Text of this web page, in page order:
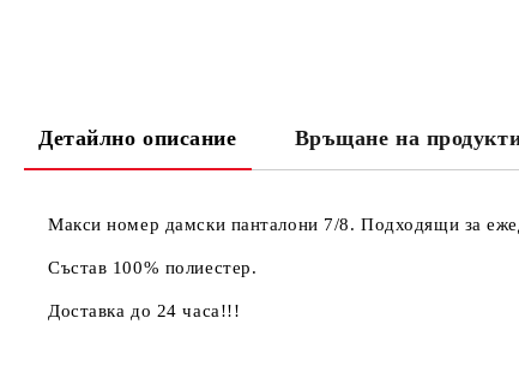
Детайлно описание Връщане на
Макси номер дамски панталони 7/8. Подходящи за
Състав 100% полиестер.
Доставка до 24 часа!!!